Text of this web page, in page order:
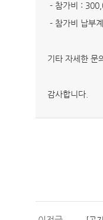
- 참가비 :
- 참가비 납부
기타 자세한 문
감사합니다.